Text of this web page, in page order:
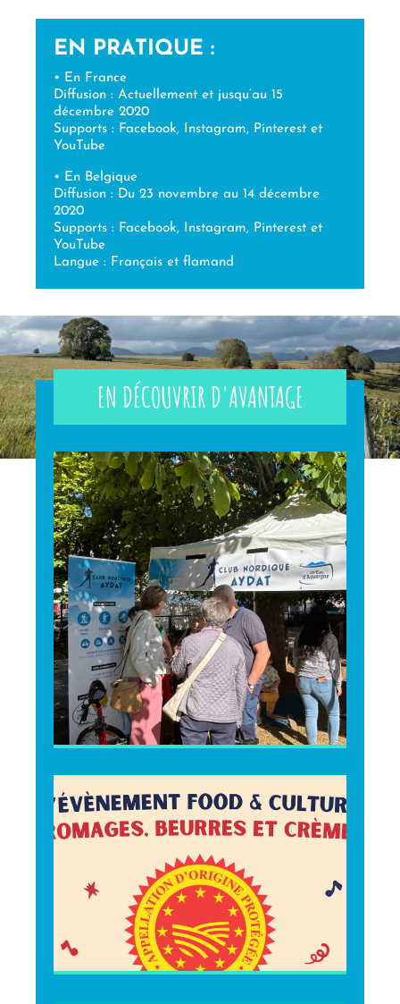
EN PRATIQUE :
• En France
Diffusion : Actuellement et jusqu’au 15
décembre 2020
Supports : Facebook, Instagram, Pinterest et
YouTube
• En Belgique
Diffusion : Du 23 novembre au 14 décembre
2020
Supports : Facebook, Instagram, Pinterest et
YouTube
Langue : Français et flamand
EN DÉCOUVRIR D'AVANTAGE